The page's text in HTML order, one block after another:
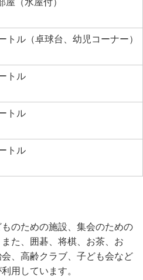
屋（水屋付）
トル（卓球台、幼児コーナー）
トル
トル
トル
のための施設、集会のための
た、囲碁、将棋、お茶、お
、高齢クラブ、子ども会など
用しています。